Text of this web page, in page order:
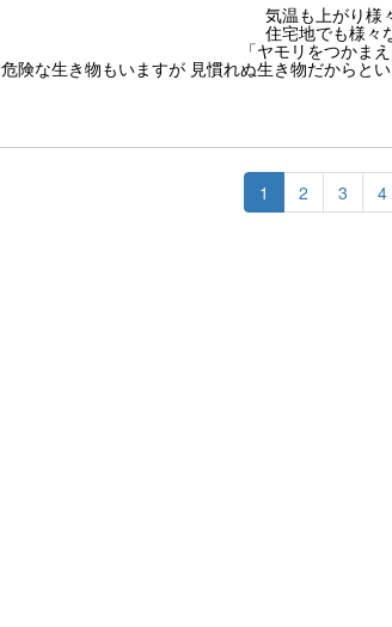
気温も上がり様
住宅地でも様々
「ヤモリをつかま
危険な生き物もいますが 見慣れぬ生き物だからと
1 2 3 4